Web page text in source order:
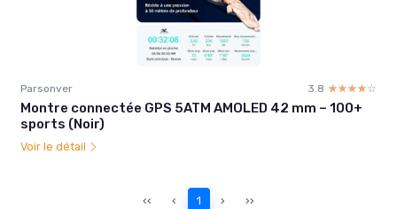
Parsonver 3.8 ☆☆☆☆☆
★★★★★
Montre connectée GPS 5ATM AMOLED 42 mm – 100+
sports (Noir)
Voir le détail
‹‹ ‹ 1 › ››